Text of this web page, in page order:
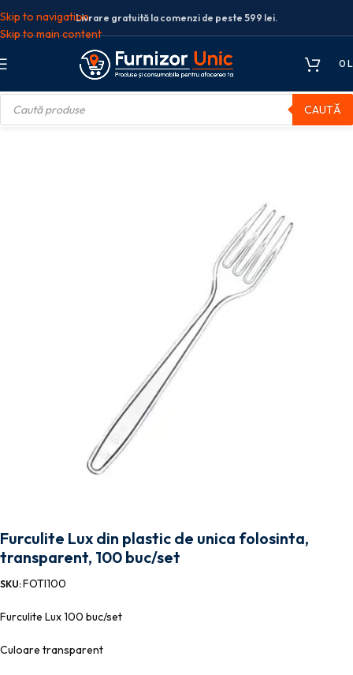
Skip to navigation
Skip to main content
Livrare gratuită la comenzi de peste 599 lei.
0
CAUTĂ
Furculite Lux din plastic de unica folosinta, transparent, 100 buc/set
Furculite Lux din plastic de unica folosinta,
transparent, 100 buc/set
SKU:FOTI100
Furculite Lux 100 buc/set
Culoare transparent